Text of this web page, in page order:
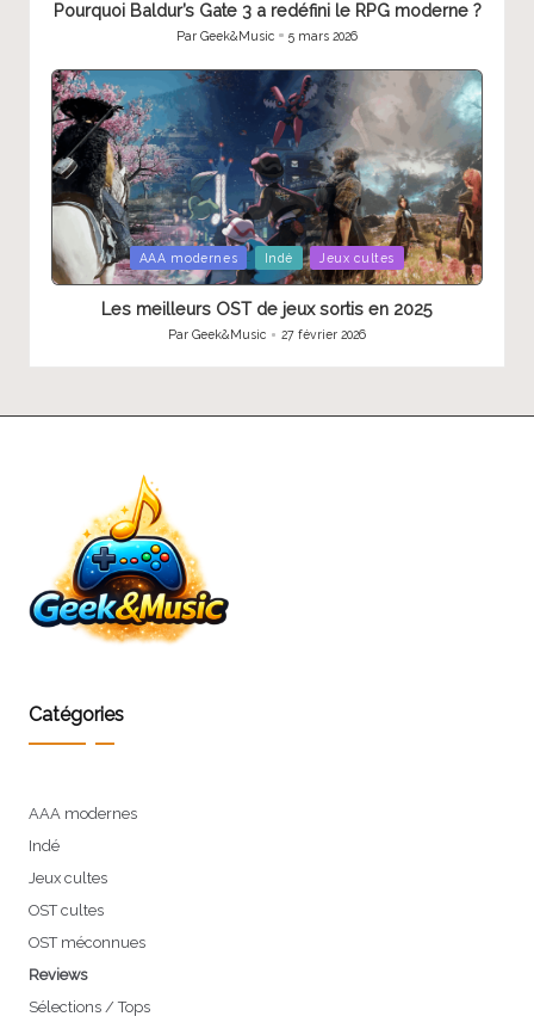
Pourquoi Baldur’s Gate 3 a redéfini le RPG moderne ?
Publié
par
Par Geek&Music 5 mars 2026
Posted
in
AAA modernes Indé Jeux cultes
Les meilleurs OST de jeux sortis en 2025
Publié
par
ParGeek&Music 27 février 2026
Catégories
AAA modernes
Indé
Jeux cultes
OST cultes
OST méconnues
Reviews
Sélections / Tops